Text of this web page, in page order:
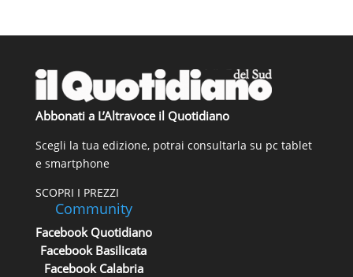
Abbonati a L’Altravoce il Quotidiano
Scegli la tua edizione, potrai consultarla su pc tablet
e smartphone
SCOPRI I PREZZI
Community
Facebook Quotidiano
Facebook Basilicata
Facebook Calabria